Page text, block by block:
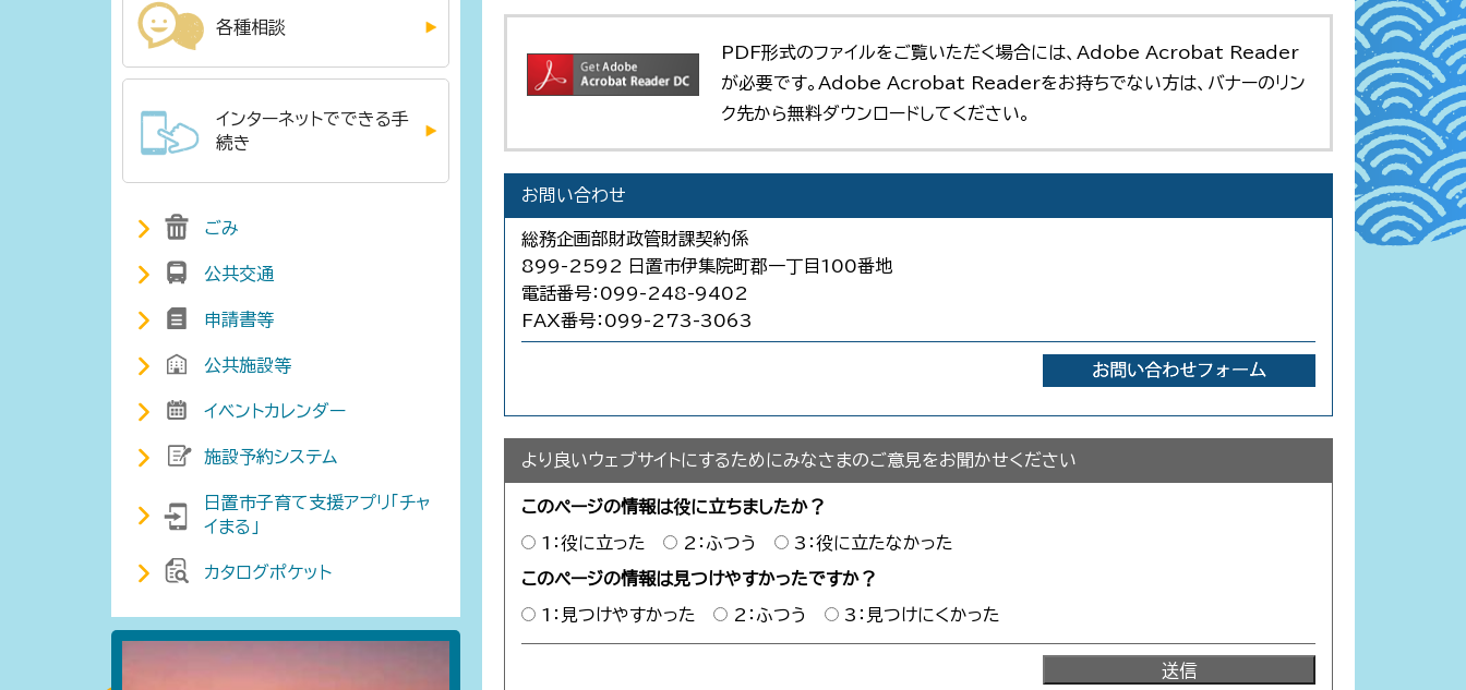
各種相談
インターネットでできる手
続き
ごみ
公共交通
申請書等
公共施設等
イベントカレンダー
施設予約システム
日置市子育て支援アプリ「チャ
イまる」
カタログポケット
PDF形式のファイルをご覧いただく場合には、Adobe Acrobat Reader
が必要です。Adobe Acrobat Readerをお持ちでない方は、バナーのリン
ク先から無料ダウンロードしてください。
お問い合わせ
総務企画部財政管財課契約係
899-2592 日置市伊集院町郡一丁目100番地
電話番号：099-248-9402
FAX番号：099-273-3063
より良いウェブサイトにするためにみなさまのご意見をお聞かせください
このページの情報は役に立ちましたか？
1：役に立った 2：ふつう 3：役に立たなかった
このページの情報は見つけやすかったですか？
1：見つけやすかった 2：ふつう 3：見つけにくかった